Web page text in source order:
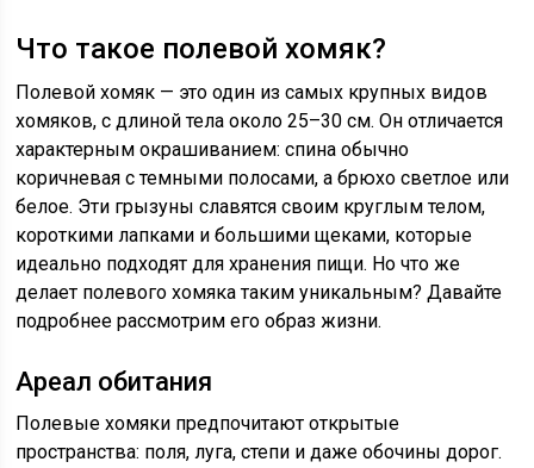
Что такое полевой хомяк?
Полевой хомяк — это один из самых крупных видов
хомяков, с длиной тела около 25–30 см. Он отличается
характерным окрашиванием: спина обычно
коричневая с темными полосами, а брюхо светлое или
белое. Эти грызуны славятся своим круглым телом,
короткими лапками и большими щеками, которые
идеально подходят для хранения пищи. Но что же
делает полевого хомяка таким уникальным? Давайте
подробнее рассмотрим его образ жизни.
Ареал обитания
Полевые хомяки предпочитают открытые
пространства: поля, луга, степи и даже обочины дорог.